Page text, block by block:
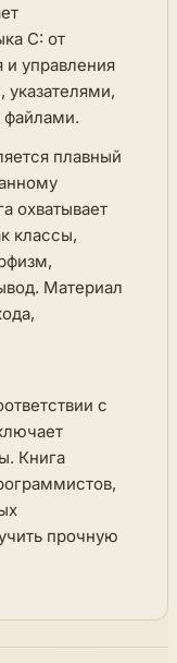
C: от
и управления
файлами.
плавный
охватывает
классы,
Материал
с
Книга
прочную